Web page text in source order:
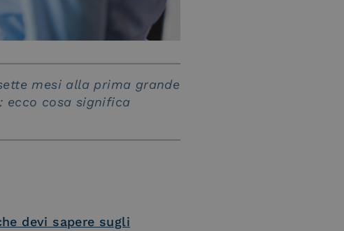
mesi alla prima grande
ecco cosa significa
devi sapere sugli